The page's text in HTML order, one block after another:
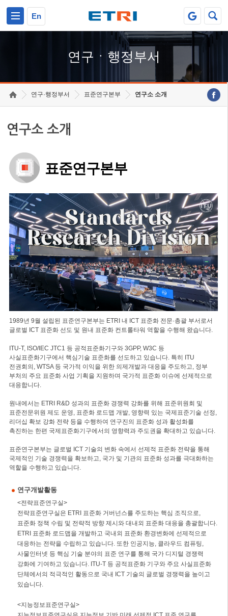
En
연구ㆍ행정부서
연구·행정부서 표준연구본부 연구소 소개
연구소 소개
표준연구본부
1989년 9월 설립된 표준연구본부는 ETRI 내 ICT 표준화 전문·총괄 부서로서
글로벌 ICT 표준화 선도 및 원내 표준화 컨트롤타워 역할을 수행해 왔습니다.
ITU-T, ISO/IEC JTC1 등 공적표준화기구와 3GPP, W3C 등
사실표준화기구에서 핵심기술 표준화를 선도하고 있습니다. 특히 ITU
전권회의, WTSA 등 국가적 이익을 위한 의제개발과 대응을 주도하고, 정부
부처의 주요 표준화 사업 기획을 지원하며 국가적 표준화 이슈에 선제적으로
대응합니다.
원내에서는 ETRI R&D 성과의 표준화 경쟁력 강화를 위해 표준위원회 및
표준전문위원 제도 운영, 표준화 로드맵 개발, 영향력 있는 국제표준기술 선정,
리더십 확보 강화 전략 등을 수행하여 연구진의 표준화 성과 활성화를
촉진하는 한편 국제표준화기구에서의 영향력과 주도권을 확대하고 있습니다.
표준연구본부는 글로벌 ICT 기술의 변화 속에서 선제적 표준화 전략을 통해
국제적인 기술 경쟁력을 확보하고, 국가 및 기관의 표준화 성과를 극대화하는
역할을 수행하고 있습니다.
연구개발활동
<전략표준연구실>
전략표준연구실은 ETRI 표준화 거버넌스를 주도하는 핵심 조직으로,
표준화 정책 수립 및 전략적 방향 제시와 대내외 표준화 대응을 총괄합니다.
ETRI 표준화 로드맵을 개발하고 국내외 표준화 환경변화에 선제적으로
대응하는 전략을 수립하고 있습니다. 또한 인공지능, 클라우드 컴퓨팅,
사물인터넷 등 핵심 기술 분야의 표준 연구를 통해 국가 디지털 경쟁력
강화에 기여하고 있습니다. ITU-T 등 공적표준화 기구와 주요 사실표준화
단체에서의 적극적인 활동으로 국내 ICT 기술의 글로벌 경쟁력을 높이고
있습니다.
<지능정보표준연구실>